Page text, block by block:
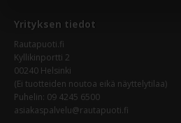
Yrityksen tiedot
Rautapuoti.fi
Kyllikinportti 2
00240 Helsinki
(Ei tuotteiden noutoa eikä näyttelytilaa)
Puhelin: 09 4245 6500
asiakaspalvelu@rautapuoti.fi